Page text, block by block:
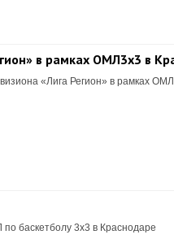
в рамках ОМЛ3х3 в
«Лига Регион» в рамках
по баскетболу 3x3 в Краснодаре